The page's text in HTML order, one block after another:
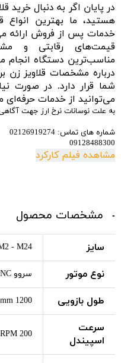
در پایان اگر به دنبال خرید
هستید، ما بهترین انواع
خدمات پس از فروش ارائه
قیمت‌های رقابتی و
مناسب‌ترین دستگاه انجام
درباره مشخصات قلاویز زن
شما قرار دارد. در صورت
می‌توانید از خدمات حرفه‌ای
به علت نوسانات نرخ ارز جهت
شماره های تماس: 02126919274
09128488300
مشاهده فیلم کارکرد
مشخصات محصول
سایز - M24
نوع موتور سروو SERVO NC
طول بازویی 1200 mm
سرعت
اسپیندل
200 RPM